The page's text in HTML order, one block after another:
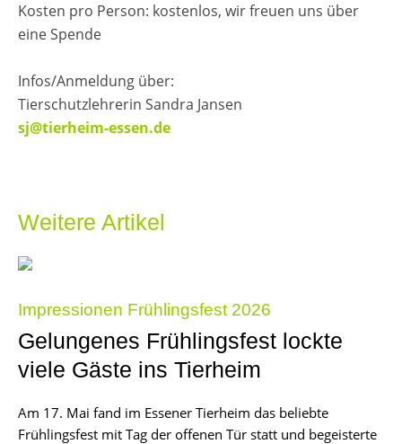
Kosten pro Person: kostenlos, wir freuen uns über
eine Spende
Infos/Anmeldung über:
Tierschutzlehrerin Sandra Jansen
sj@tierheim-essen.de
Weitere Artikel
Impressionen Frühlingsfest 2026
Gelungenes Frühlingsfest lockte
viele Gäste ins Tierheim
Am 17. Mai fand im Essener Tierheim das beliebte
Frühlingsfest mit Tag der offenen Tür statt und begeisterte